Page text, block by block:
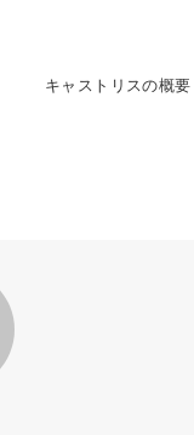
キャストリスの概